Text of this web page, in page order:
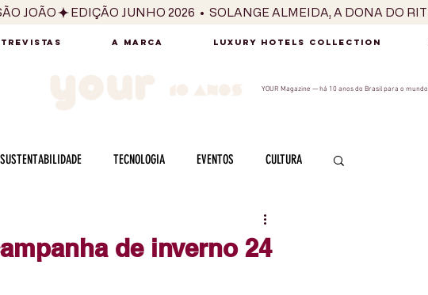
JOÃO
A MARCA LUXURY HOTELS COLLECTION
YOUR Magazine — há 10 anos do Brasil para o mundo
SUSTENTABILIDADE TECNOLOGIA EVENTOS CULTURA
de inverno 24